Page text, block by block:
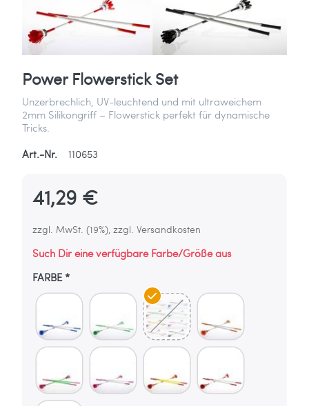
Power Flowerstick Set
Unzerbrechlich, UV-leuchtend und mit ultraweichem
2mm Silikongriff – Flowerstick perfekt für dynamische
Tricks.
Art.-Nr.
110653
41,29 €
zzgl. MwSt. (19%), zzgl. Versandkosten
Such Dir eine verfügbare Farbe/Größe aus
FARBE